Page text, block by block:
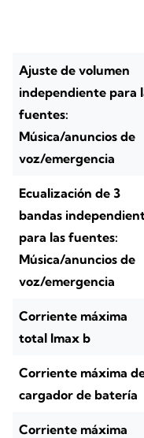
Ajuste de volumen
independiente para
fuentes:
Música/anuncios de
voz/emergencia
Ecualización de 3
bandas
para las fuentes:
Música/anuncios de
voz/emergencia
Corriente máxima
total Imax b
Corriente máxima
cargador de batería
Corriente máxima